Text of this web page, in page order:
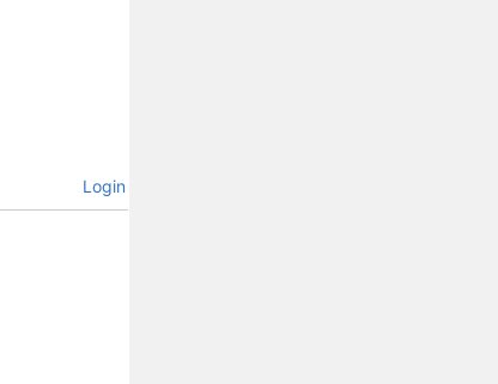
Login